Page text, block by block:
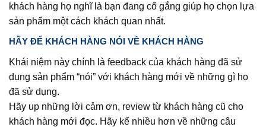
khách hàng họ nghĩ là bạn đang cố gắng giúp họ chọn lựa
sản phẩm một cách khách quan nhất.
HÃY ĐỂ KHÁCH HÀNG NÓI VỀ KHÁCH HÀNG
Khái niệm này chính là feedback của khách hàng đã sử
dụng sản phẩm “nói” với khách hàng mới về những gì họ
đã sử dụng.
Hãy up những lời cảm ơn, review từ khách hàng cũ cho
khách hàng mới đọc. Hãy kể nhiều hơn về những câu